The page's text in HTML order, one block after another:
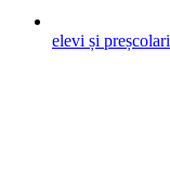
elevi și preșcolari